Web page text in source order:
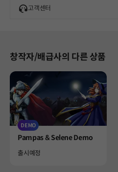
고객센터
창작자/배급사의 다른 상품
DEMO
Product
Pampas & Selene Demo
Availability
출시예정